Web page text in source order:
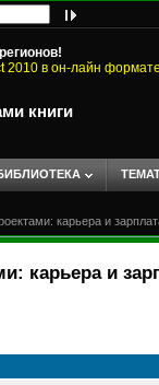
2010 в он-лайн
книги
карьера и
карьера и